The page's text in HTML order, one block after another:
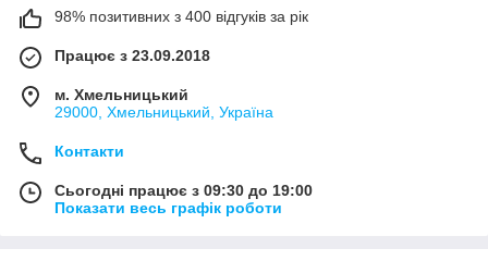
98% позитивних з 400 відгуків за рік
Працює з 23.09.2018
м. Хмельницький
29000, Хмельницький, Україна
Контакти
Сьогодні працює з 09:30 до 19:00
Показати весь графік роботи